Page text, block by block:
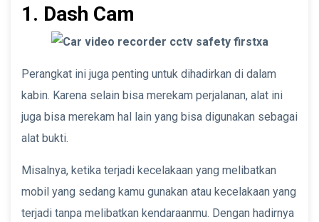
1. Dash Cam
Perangkat ini juga penting untuk dihadirkan di dalam
kabin. Karena selain bisa merekam perjalanan, alat ini
juga bisa merekam hal lain yang bisa digunakan sebagai
alat bukti.
Misalnya, ketika terjadi kecelakaan yang melibatkan
mobil yang sedang kamu gunakan atau kecelakaan yang
terjadi tanpa melibatkan kendaraanmu. Dengan hadirnya